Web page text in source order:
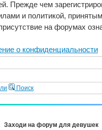
Прежде чем
и политикой,
на форумах
о конфиденциальности
Поиск
Заходи на форум для девушек